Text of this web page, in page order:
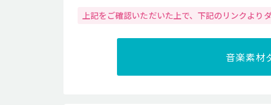
上記をご確認いただいた上で、下記のリンクより
音楽素材